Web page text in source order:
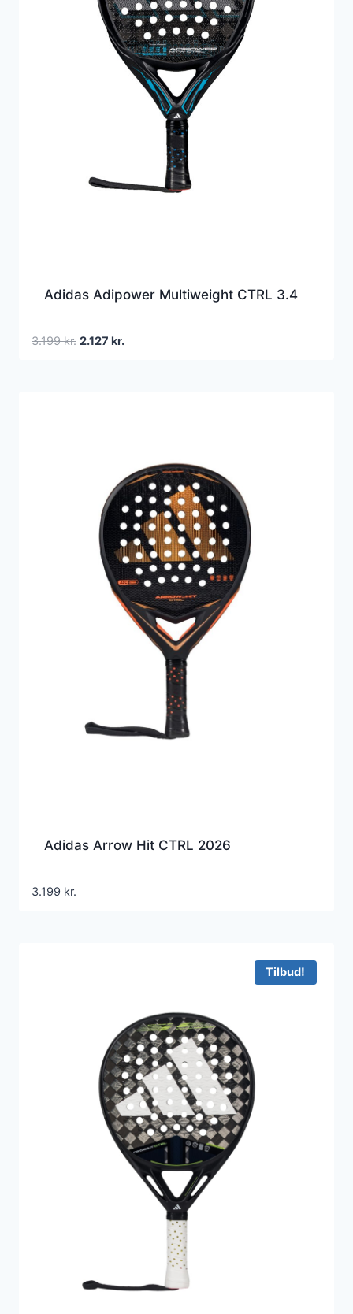
Adidas Adipower Multiweight CTRL 3.4
3.199kr. Den
2.127 kr.Den
Adidas Arrow Hit CTRL 2026
3.199 kr.
Tilbud!